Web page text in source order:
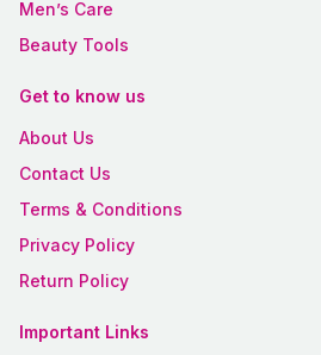
Men’s Care
Beauty Tools
Get to know us
About Us
Contact Us
Terms & Conditions
Privacy Policy
Return Policy
Important Links